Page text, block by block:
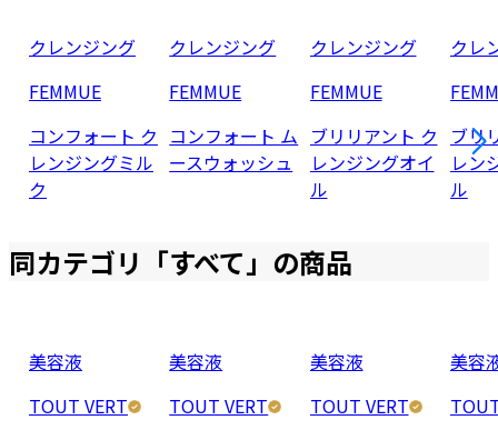
クレンジング
FEMMUE
コンフォート ク
レンジングミル
ク
クレンジング
FEMMUE
コンフォート ム
ースウォッシュ
クレンジング
FEMMUE
ブリリアント ク
レンジングオイ
ル
クレ
ブリ
レン
ル
同カテゴリ「すべて」の商品
美容液
TOUT VERT
美容液
TOUT VERT
美容液
TOUT VERT
美容